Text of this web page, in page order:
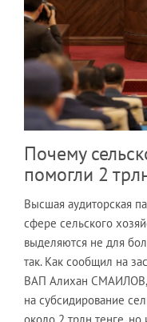
Почему
помогли 2
Высшая аудиторская
сфере сельского
выделяются не для
так. Как сообщил на
ВАП Алихан СМАИЛОВ,
на субсидирование